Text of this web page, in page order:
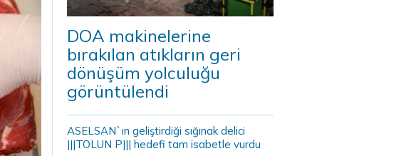
DOA makinelerine
bırakılan atıkların geri
dönüşüm yolculuğu
görüntülendi
ASELSAN`ın geliştirdiği sığınak delici
|||TOLUN P||| hedefi tam isabetle vurdu